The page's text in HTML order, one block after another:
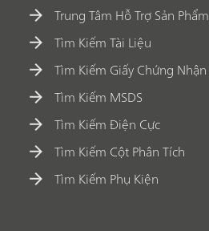
Trung Tâm Hỗ Trợ Sản Phẩm
Tìm Kiếm Tài Liệu
Tìm Kiếm Giấy Chứng Nhận
Tìm Kiếm MSDS
Tìm Kiếm Điện Cực
Tìm Kiếm Cột Phân Tích
Tìm Kiếm Phụ Kiện